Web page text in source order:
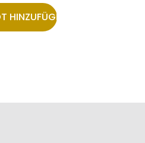
HINZUFÜGEN